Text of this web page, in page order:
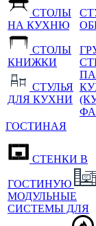
СТОЛЫ
НА КУХНЮ
СТОЛЫ
КНИЖКИ
СТУЛЬЯ
ДЛЯ КУХНИ
ГОСТИНАЯ
СТЕНКИ В
ГОСТИНУЮ
МОДУЛЬНЫЕ
СИСТЕМЫ ДЛЯ